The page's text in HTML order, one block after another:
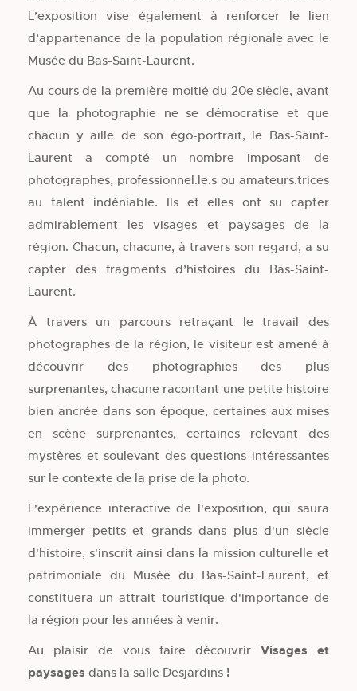
L’exposition vise également à renforcer le lien
d’appartenance de la population régionale avec le
Musée du Bas-Saint-Laurent.
Au cours de la première moitié du 20e siècle, avant
que la photographie ne se démocratise et que
chacun y aille de son égo-portrait, le Bas-Saint-
Laurent a compté un nombre imposant de
photographes, professionnel.le.s ou amateurs.trices
au talent indéniable. Ils et elles ont su capter
admirablement les visages et paysages de la
région. Chacun, chacune, à travers son regard, a su
capter des fragments d’histoires du Bas-Saint-
Laurent.
À travers un parcours retraçant le travail des
photographes de la région, le visiteur est amené à
découvrir des photographies des plus
surprenantes, chacune racontant une petite histoire
bien ancrée dans son époque, certaines aux mises
en scène surprenantes, certaines relevant des
mystères et soulevant des questions intéressantes
sur le contexte de la prise de la photo.
L'expérience interactive de l'exposition, qui saura
immerger petits et grands dans plus d'un siècle
d'histoire, s'inscrit ainsi dans la mission culturelle et
patrimoniale du Musée du Bas-Saint-Laurent, et
constituera un attrait touristique d'importance de
la région pour les années à venir.
Au plaisir de vous faire découvrir Visages et
paysages dans la salle Desjardins !